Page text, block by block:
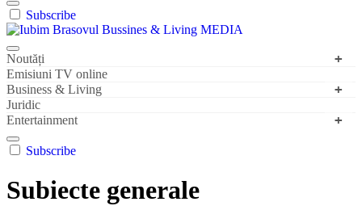
Subscribe
Iubim Brasovul Bussines & Living MEDIA
Din pasiune și dragoste pentru Brașoveni
Noutăți
Emisiuni TV online
Business & Living
Juridic
Entertainment
Subscribe
Subiecte generale